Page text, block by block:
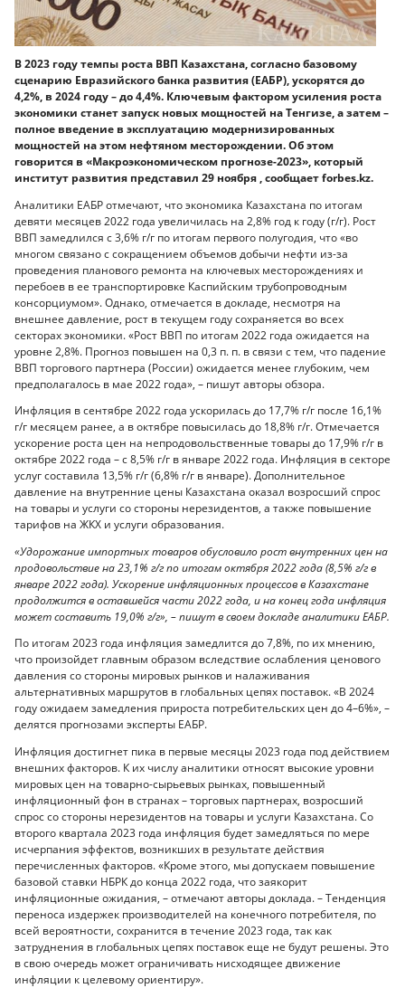
В 2023 году темпы роста ВВП Казахстана, согласно базовому
сценарию Евразийского банка развития (ЕАБР), ускорятся до
4,2%, в 2024 году – до 4,4%. Ключевым фактором усиления роста
экономики станет запуск новых мощностей на Тенгизе, а затем –
полное введение в эксплуатацию модернизированных
мощностей на этом нефтяном месторождении. Об этом
говорится в «Макроэкономическом прогнозе-2023», который
институт развития представил 29 ноября , сообщает forbes.kz.
Аналитики ЕАБР отмечают, что экономика Казахстана по итогам
девяти месяцев 2022 года увеличилась на 2,8% год к году (г/г). Рост
ВВП замедлился с 3,6% г/г по итогам первого полугодия, что «во
многом связано с сокращением объемов добычи нефти из-за
проведения планового ремонта на ключевых месторождениях и
перебоев в ее транспортировке Каспийским трубопроводным
консорциумом». Однако, отмечается в докладе, несмотря на
внешнее давление, рост в текущем году сохраняется во всех
секторах экономики. «Рост ВВП по итогам 2022 года ожидается на
уровне 2,8%. Прогноз повышен на 0,3 п. п. в связи с тем, что падение
ВВП торгового партнера (России) ожидается менее глубоким, чем
предполагалось в мае 2022 года», – пишут авторы обзора.
Инфляция в сентябре 2022 года ускорилась до 17,7% г/г после 16,1%
г/г месяцем ранее, а в октябре повысилась до 18,8% г/г. Отмечается
ускорение роста цен на непродовольственные товары до 17,9% г/г в
октябре 2022 года – с 8,5% г/г в январе 2022 года. Инфляция в секторе
услуг составила 13,5% г/г (6,8% г/г в январе). Дополнительное
давление на внутренние цены Казахстана оказал возросший спрос
на товары и услуги со стороны нерезидентов, а также повышение
тарифов на ЖКХ и услуги образования.
«Удорожание импортных товаров обусловило рост внутренних цен на
продовольствие на 23,1% г/г по итогам октября 2022 года (8,5% г/г в
январе 2022 года). Ускорение инфляционных процессов в Казахстане
продолжится в оставшейся части 2022 года, и на конец года инфляция
может составить 19,0% г/г», – пишут в своем докладе аналитики ЕАБР.
По итогам 2023 года инфляция замедлится до 7,8%, по их мнению,
что произойдет главным образом вследствие ослабления ценового
давления со стороны мировых рынков и налаживания
альтернативных маршрутов в глобальных цепях поставок. «В 2024
году ожидаем замедления прироста потребительских цен до 4–6%», –
делятся прогнозами эксперты ЕАБР.
Инфляция достигнет пика в первые месяцы 2023 года под действием
внешних факторов. К их числу аналитики относят высокие уровни
мировых цен на товарно-сырьевых рынках, повышенный
инфляционный фон в странах – торговых партнерах, возросший
спрос со стороны нерезидентов на товары и услуги Казахстана. Со
второго квартала 2023 года инфляция будет замедляться по мере
исчерпания эффектов, возникших в результате действия
перечисленных факторов. «Кроме этого, мы допускаем повышение
базовой ставки НБРК до конца 2022 года, что заякорит
инфляционные ожидания, – отмечают авторы доклада. – Тенденция
переноса издержек производителей на конечного потребителя, по
всей вероятности, сохранится в течение 2023 года, так как
затруднения в глобальных цепях поставок еще не будут решены. Это
в свою очередь может ограничивать нисходящее движение
инфляции к целевому ориентиру».